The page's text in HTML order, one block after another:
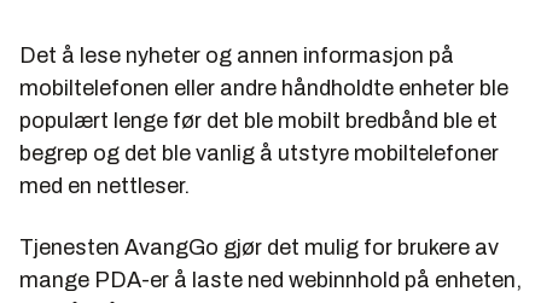
Det å lese nyheter og annen informasjon på
mobiltelefonen eller andre håndholdte enheter ble
populært lenge før det ble mobilt bredbånd ble et
begrep og det ble vanlig å utstyre mobiltelefoner
med en nettleser.
Tjenesten AvangGo gjør det mulig for brukere av
mange PDA-er å laste ned webinnhold på enheten,